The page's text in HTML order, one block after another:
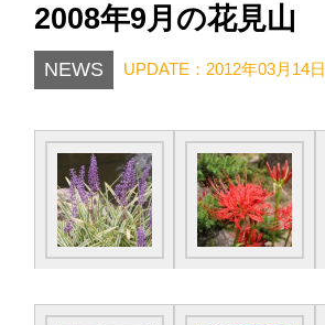
2008年9月の花見山
NEWS UPDATE：2012年03月14日